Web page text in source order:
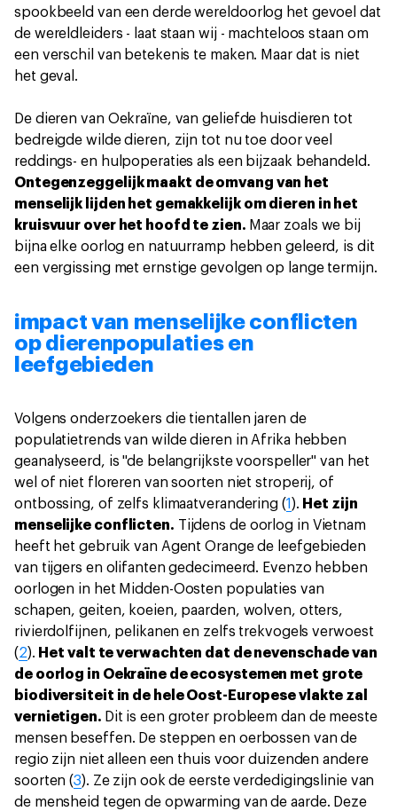
spookbeeld van een derde wereldoorlog het gevoel dat
de wereldleiders - laat staan wij - machteloos staan om
een verschil van betekenis te maken. Maar dat is niet
het geval.
De dieren van Oekraïne, van geliefde huisdieren tot
bedreigde wilde dieren, zijn tot nu toe door veel
reddings- en hulpoperaties als een bijzaak behandeld.
Ontegenzeggelijk maakt de omvang van het
menselijk lijden het gemakkelijk om dieren in het
kruisvuur over het hoofd te zien. Maar zoals we bij
bijna elke oorlog en natuurramp hebben geleerd, is dit
een vergissing met ernstige gevolgen op lange termijn.
impact van menselijke conflicten
op dierenpopulaties en
leefgebieden
Volgens onderzoekers die tientallen jaren de
populatietrends van wilde dieren in Afrika hebben
geanalyseerd, is "de belangrijkste voorspeller" van het
wel of niet floreren van soorten niet stroperij, of
ontbossing, of zelfs klimaatverandering (1 ). Het zijn
menselijke conflicten. Tijdens de oorlog in Vietnam
heeft het gebruik van Agent Orange de leefgebieden
van tijgers en olifanten gedecimeerd. Evenzo hebben
oorlogen in het Midden-Oosten populaties van
schapen, geiten, koeien, paarden, wolven, otters,
rivierdolfijnen, pelikanen en zelfs trekvogels verwoest
(2). Het valt te verwachten dat de nevenschade van
de oorlog in Oekraïne de ecosystemen met grote
biodiversiteit in de hele Oost-Europese vlakte zal
vernietigen. Dit is een groter probleem dan de meeste
mensen beseffen. De steppen en oerbossen van de
regio zijn niet alleen een thuis voor duizenden andere
soorten (3). Ze zijn ook de eerste verdedigingslinie van
de mensheid tegen de opwarming van de aarde. Deze